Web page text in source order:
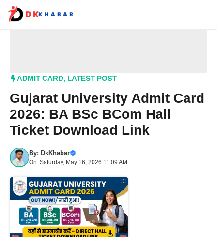
content
ADMIT CARD, LATEST POST
Gujarat University Admit Card
2026: BA BSc BCom Hall
Ticket Download Link
By: DkKhabar
On: Saturday, May 16, 2026 11:09 AM